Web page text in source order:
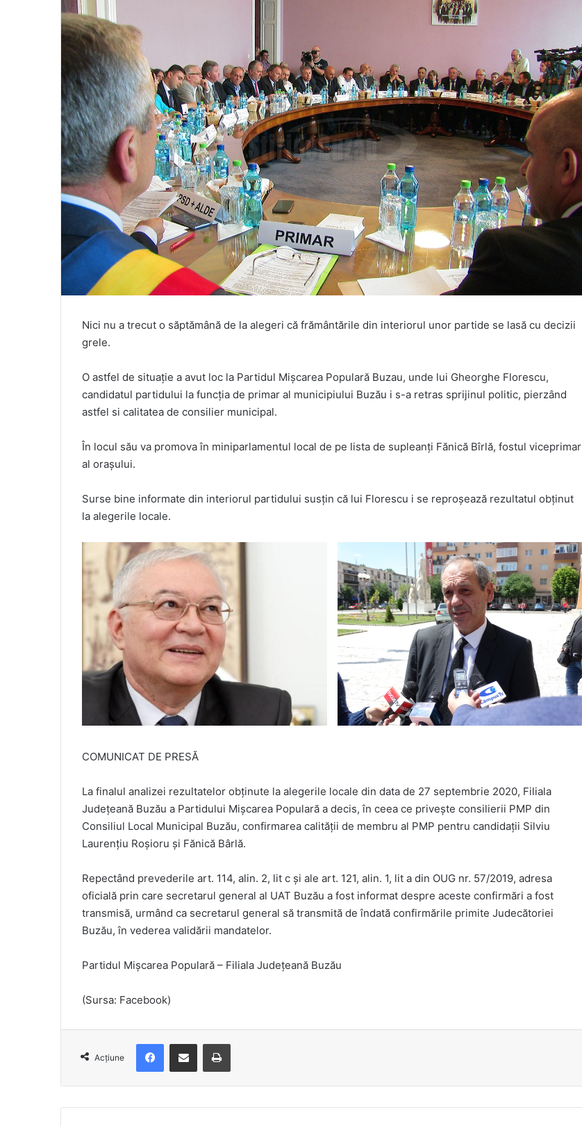
Nici nu a trecut o săptămână de la alegeri că frământările din interiorul unor partide se lasă cu decizii
grele.
O astfel de situație a avut loc la Partidul Mișcarea Populară Buzau, unde lui Gheorghe Florescu,
candidatul partidului la funcția de primar al municipiului Buzău i s-a retras sprijinul politic, pierzând
astfel si calitatea de consilier municipal.
În locul său va promova în miniparlamentul local de pe lista de supleanți Fănică Bîrlă, fostul viceprimar
al orașului.
Surse bine informate din interiorul partidului susțin că lui Florescu i se reproșează rezultatul obținut
la alegerile locale.
COMUNICAT DE PRESĂ
La finalul analizei rezultatelor obținute la alegerile locale din data de 27 septembrie 2020, Filiala
Județeană Buzău a Partidului Mișcarea Populară a decis, în ceea ce privește consilierii PMP din
Consiliul Local Municipal Buzău, confirmarea calității de membru al PMP pentru candidații Silviu
Laurențiu Roșioru și Fănică Bârlă.
Repectând prevederile art. 114, alin. 2, lit c și ale art. 121, alin. 1, lit a din OUG nr. 57/2019, adresa
oficială prin care secretarul general al UAT Buzău a fost informat despre aceste confirmări a fost
transmisă, urmând ca secretarul general să transmită de îndată confirmările primite Judecătoriei
Buzău, în vederea validării mandatelor.
Partidul Mișcarea Populară – Filiala Județeană Buzău
(Sursa: Facebook)
Acțiune
FacebookDistribuie prin e-mail Imprimare